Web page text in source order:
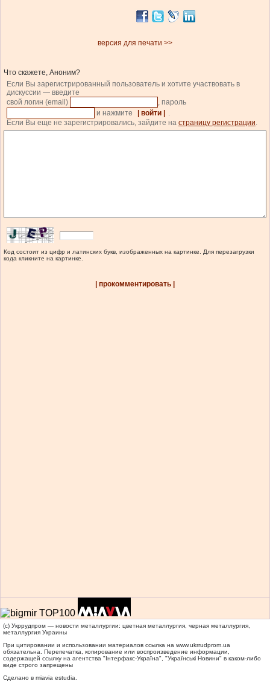
версия для печати >>
Что скажете, Аноним?
Если Вы зарегистрированный пользователь и хотите участвовать в
дискуссии — введите
свой логин (email)
, пароль
и нажмите
| войти |
.
Если Вы еще не зарегистрировались, зайдите на страницу регистрации.
Код состоит из цифр и латинских букв, изображенных на картинке. Для перезагрузки
кода кликните на картинке.
| прокомментировать |
(c) Укррудпром — новости металлургии: цветная металлургия, черная металлургия,
металлургия Украины
При цитировании и использовании материалов ссылка на www.ukrrudprom.ua
обязательна. Перепечатка, копирование или воспроизведение информации,
содержащей ссылку на агентства "Iнтерфакс-Україна", "Українськi Новини" в каком-либо
виде строго запрещены
Сделано в miavia estudia.